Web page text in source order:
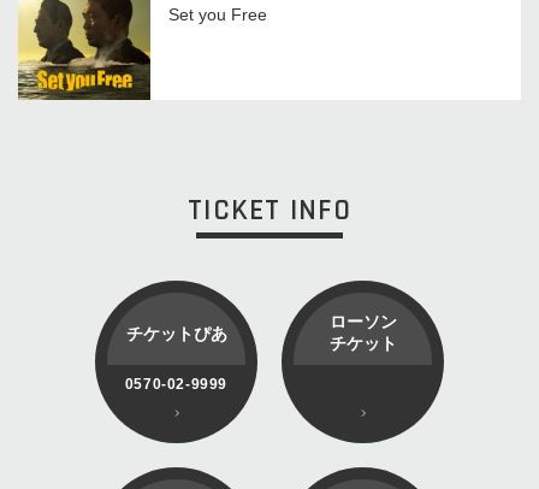
Set you Free
TICKET INFO
チケットぴあ
0570-02-9999
ローソン
チケット